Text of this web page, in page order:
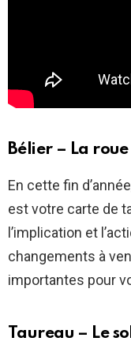
Bélier – La
En cette fin
est votre carte de
l’implication et
changements à
importantes pour
Taureau – Le